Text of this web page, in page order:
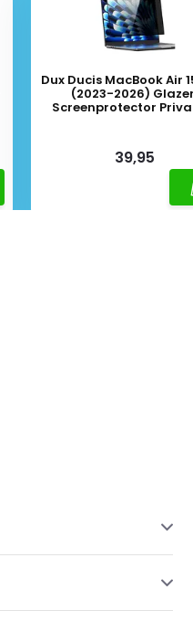
Dux Ducis MacBook Air
(2023-2026)
Screenprotector
39,95